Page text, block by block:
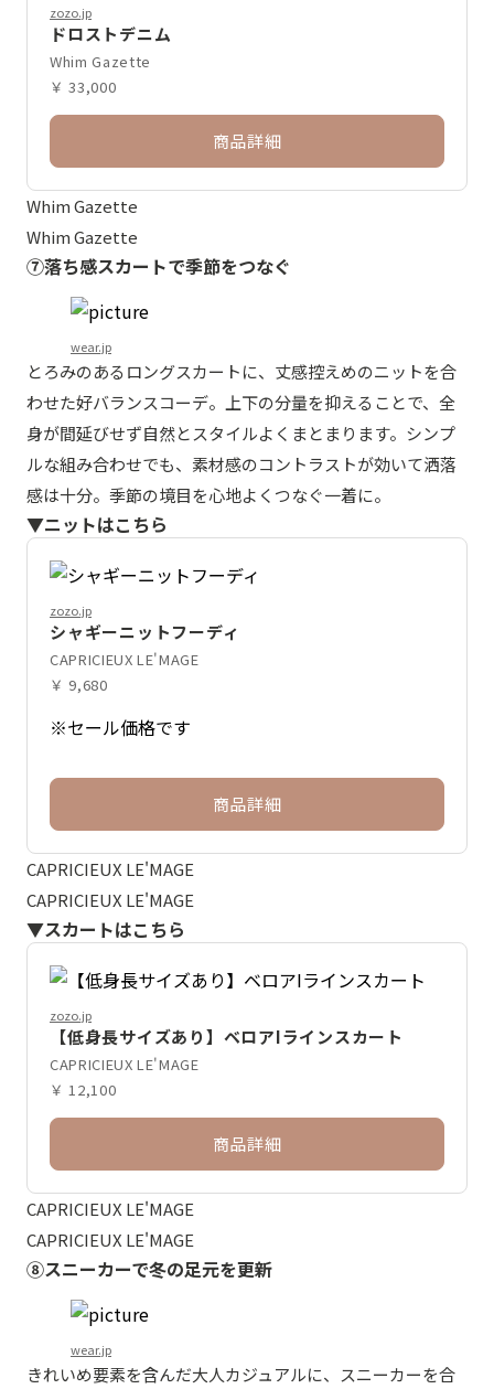
zozo.jp
ドロストデニム
Whim Gazette
￥ 33,000
商品詳細
Whim Gazette
Whim Gazette
⑦落ち感スカートで季節をつなぐ
wear.jp
とろみのあるロングスカートに、丈感控えめのニットを合
わせた好バランスコーデ。上下の分量を抑えることで、全
身が間延びせず自然とスタイルよくまとまります。シンプ
ルな組み合わせでも、素材感のコントラストが効いて洒落
感は十分。季節の境目を心地よくつなぐ一着に。
▼ニットはこちら
zozo.jp
シャギーニットフーディ
CAPRICIEUX LE'MAGE
￥ 9,680
※セール価格です
商品詳細
CAPRICIEUX LE'MAGE
CAPRICIEUX LE'MAGE
▼スカートはこちら
zozo.jp
【低身長サイズあり】ベロアIラインスカート
CAPRICIEUX LE'MAGE
￥ 12,100
商品詳細
CAPRICIEUX LE'MAGE
CAPRICIEUX LE'MAGE
⑧スニーカーで冬の足元を更新
wear.jp
きれいめ要素を含んだ大人カジュアルに、スニーカーを合